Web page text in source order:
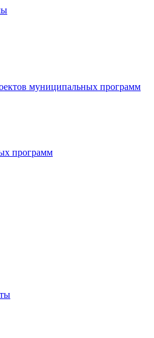
муниципальных программ
программ